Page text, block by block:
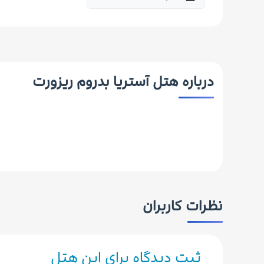
درباره هتل آستریا بدروم ریزورت
نظرات کاربران
ثبت دیدگاه برای این هتل